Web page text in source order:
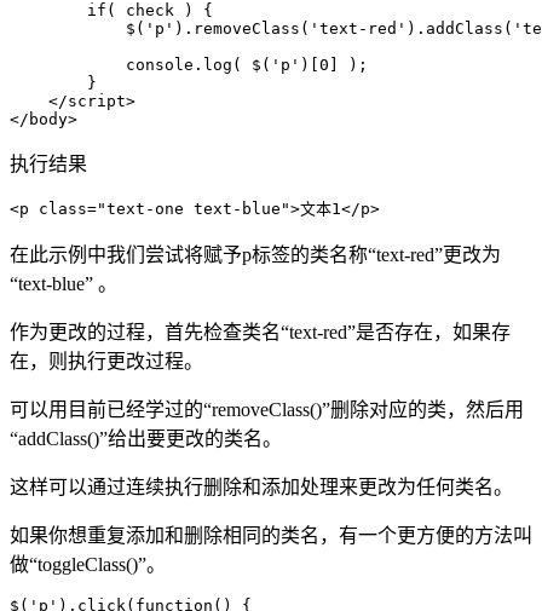
if( check ) {
$('p').removeClass('text-
console.log( $('p')[0] );
}
</script>
</body>
执行结果
<p class="text-one text-blue">文本1</p>
在此示例中我们尝试将赋予p标签的类名称“text-red”更改为
“text-blue” 。
作为更改的过程，首先检查类名“text-red”是否存在，如果存
在，则执行更改过程。
可以用目前已经学过的“removeClass()”删除对应的类，然后用
“addClass()”给出要更改的类名。
这样可以通过连续执行删除和添加处理来更改为任何类名。
如果你想重复添加和删除相同的类名，有一个更方便的方法叫
做“toggleClass()”。
$('p').click(function() {